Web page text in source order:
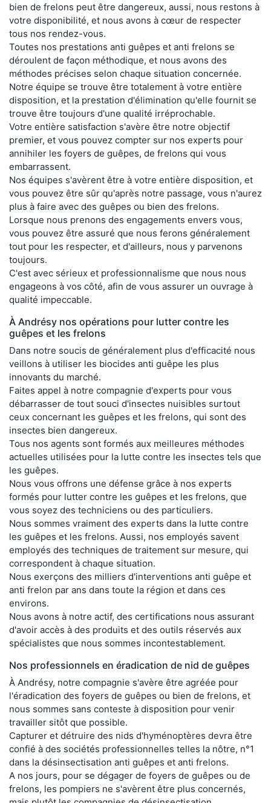
bien de frelons peut être dangereux, aussi, nous restons à
votre disponibilité, et nous avons à cœur de respecter
tous nos rendez-vous.
Toutes nos prestations anti guêpes et anti frelons se
déroulent de façon méthodique, et nous avons des
méthodes précises selon chaque situation concernée.
Notre équipe se trouve être totalement à votre entière
disposition, et la prestation d'élimination qu'elle fournit se
trouve être toujours d'une qualité irréprochable.
Votre entière satisfaction s'avère être notre objectif
premier, et vous pouvez compter sur nos experts pour
annihiler les foyers de guêpes, de frelons qui vous
embarrassent.
Nos équipes s'avèrent être à votre entière disposition, et
vous pouvez être sûr qu'après notre passage, vous n'aurez
plus à faire avec des guêpes ou bien des frelons.
Lorsque nous prenons des engagements envers vous,
vous pouvez être assuré que nous ferons généralement
tout pour les respecter, et d'ailleurs, nous y parvenons
toujours.
C'est avec sérieux et professionnalisme que nous nous
engageons à vos côté, afin de vous assurer un ouvrage à
qualité impeccable.
À Andrésy nos opérations pour lutter contre les
guêpes et les frelons
Dans notre soucis de généralement plus d'efficacité nous
veillons à utiliser les biocides anti guêpe les plus
innovants du marché.
Faites appel à notre compagnie d'experts pour vous
débarrasser de tout souci d'insectes nuisibles surtout
ceux concernant les guêpes et les frelons, qui sont des
insectes bien dangereux.
Tous nos agents sont formés aux meilleures méthodes
actuelles utilisées pour la lutte contre les insectes tels que
les guêpes.
Nous vous offrons une défense grâce à nos experts
formés pour lutter contre les guêpes et les frelons, que
vous soyez des techniciens ou des particuliers.
Nous sommes vraiment des experts dans la lutte contre
les guêpes et les frelons. Aussi, nos employés savent
employés des techniques de traitement sur mesure, qui
correspondent à chaque situation.
Nous exerçons des milliers d'interventions anti guêpe et
anti frelon par ans dans toute la région et dans ces
environs.
Nous avons à notre actif, des certifications nous assurant
d'avoir accès à des produits et des outils réservés aux
spécialistes que nous sommes incontestablement.
Nos professionnels en éradication de nid de guêpes
À Andrésy, notre compagnie s'avère être agréée pour
l'éradication des foyers de guêpes ou bien de frelons, et
nous sommes sans conteste à disposition pour venir
travailler sitôt que possible.
Capturer et détruire des nids d'hyménoptères devra être
confié à des sociétés professionnelles telles la nôtre, n°1
dans la désinsectisation anti guêpes et anti frelons.
A nos jours, pour se dégager de foyers de guêpes ou de
frelons, les pompiers ne s'avèrent être plus concernés,